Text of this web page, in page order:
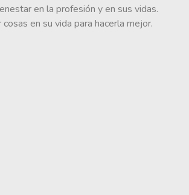
en la profesión y en sus vidas.
en su vida para hacerla mejor.